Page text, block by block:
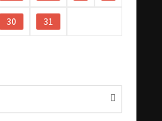
30 31